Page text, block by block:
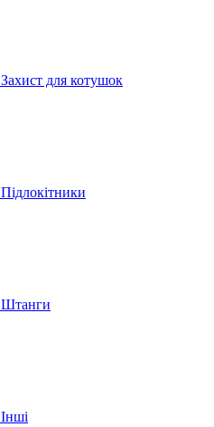
Захист для котушок
Підлокітники
Штанги
Інші